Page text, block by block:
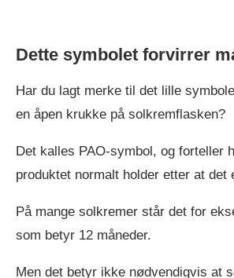
Dette symbolet forvirrer
Har du lagt merke til det lille
en åpen krukke på solkremflasken?
Det kalles PAO-symbol, og forteller
produktet normalt holder etter at det
På mange solkremer står det for
som betyr 12 måneder.
Men det betyr ikke nødvendigvis at